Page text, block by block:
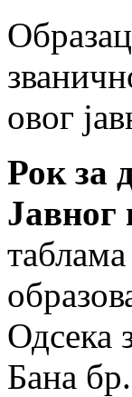
овог
Рок за
Јавног
Одсека
Бана